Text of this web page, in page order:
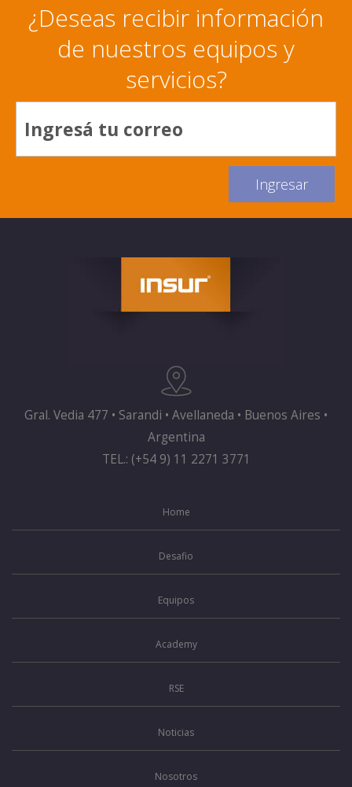
¿Deseas recibir información
de nuestros equipos y
servicios?
Gral. Vedia 477 • Sarandi • Avellaneda • Buenos Aires •
Argentina
TEL.: (+54 9) 11 2271 3771
Home
Desafio
Equipos
Academy
RSE
Noticias
Nosotros